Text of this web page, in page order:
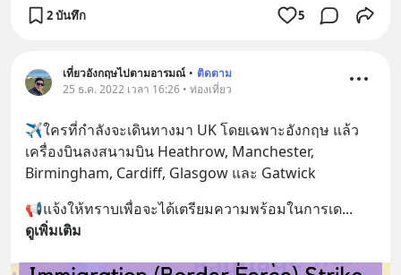
2 บันทึก 5
เที่ยวอังกฤษไปตามอารมณ์ • ติดตาม
25 ธ.ค. 2022 เวลา 16:26 • ท่องเที่ยว
✈️ใครที่กำลัง​จะเดินทาง​มา​ UK ​โดยเฉพาะ​อังกฤษ​ แล้ว
เครื่อง​บิน​ลงสนามบิน​ Heathrow, Manchester,
Birmingham, Cardiff, Glasgow และ​ Gatwick
📢แจ้งให้ทราบ​เพื่อจะได้เตรียม​ความพร้อม​ใน​การ​เด...
ดูเพิ่มเติม